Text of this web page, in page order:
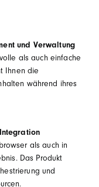
und Verwaltung
als auch einfache
Ihnen die
während ihres
als auch in
Das Produkt
und